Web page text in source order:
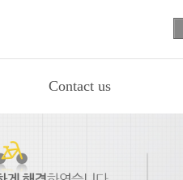
Contact us